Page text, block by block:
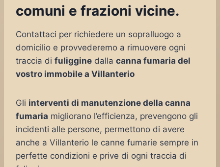
comuni e frazioni vicine.
Contattaci per richiedere un sopralluogo a
domicilio e provvederemo a rimuovere ogni
traccia di fuliggine dalla canna fumaria del
vostro immobile a Villanterio
Gli interventi di manutenzione della canna
fumaria migliorano l’efficienza, prevengono gli
incidenti alle persone, permettono di avere
anche a Villanterio le canne fumarie sempre in
perfette condizioni e prive di ogni traccia di